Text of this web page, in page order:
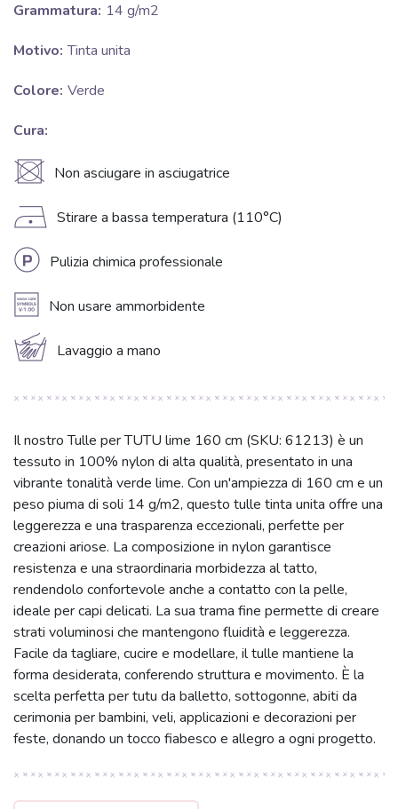
Grammatura: 14 g/m2
Motivo: Tinta unita
Colore: Verde
Cura:
U Non asciugare in asciugatrice
D Stirare a bassa temperatura (110°C)
L Pulizia chimica professionale
A Non usare ammorbidente
c Lavaggio a mano
Il nostro Tulle per TUTU lime 160 cm (SKU: 61213) è un
tessuto in 100% nylon di alta qualità, presentato in una
vibrante tonalità verde lime. Con un'ampiezza di 160 cm e un
peso piuma di soli 14 g/m2, questo tulle tinta unita offre una
leggerezza e una trasparenza eccezionali, perfette per
creazioni ariose. La composizione in nylon garantisce
resistenza e una straordinaria morbidezza al tatto,
rendendolo confortevole anche a contatto con la pelle,
ideale per capi delicati. La sua trama fine permette di creare
strati voluminosi che mantengono fluidità e leggerezza.
Facile da tagliare, cucire e modellare, il tulle mantiene la
forma desiderata, conferendo struttura e movimento. È la
scelta perfetta per tutu da balletto, sottogonne, abiti da
cerimonia per bambini, veli, applicazioni e decorazioni per
feste, donando un tocco fiabesco e allegro a ogni progetto.